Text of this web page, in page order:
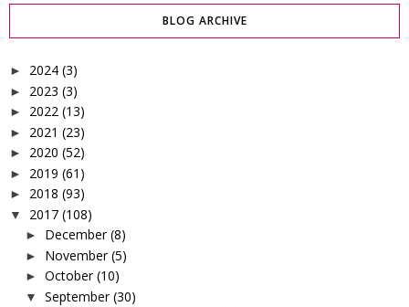
BLOG ARCHIVE
► 2024 (3)
► 2023 (3)
► 2022 (13)
► 2021 (23)
► 2020 (52)
► 2019 (61)
► 2018 (93)
▼ 2017 (108)
► December (8)
► November (5)
► October (10)
▼ September (30)